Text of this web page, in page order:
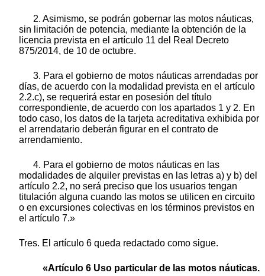
2. Asimismo, se podrán gobernar las motos náuticas,
sin limitación de potencia, mediante la obtención de la
licencia prevista en el artículo 11 del Real Decreto
875/2014, de 10 de octubre.
3. Para el gobierno de motos náuticas arrendadas por
días, de acuerdo con la modalidad prevista en el artículo
2.2.c), se requerirá estar en posesión del título
correspondiente, de acuerdo con los apartados 1 y 2. En
todo caso, los datos de la tarjeta acreditativa exhibida por
el arrendatario deberán figurar en el contrato de
arrendamiento.
4. Para el gobierno de motos náuticas en las
modalidades de alquiler previstas en las letras a) y b) del
artículo 2.2, no será preciso que los usuarios tengan
titulación alguna cuando las motos se utilicen en circuito
o en excursiones colectivas en los términos previstos en
el artículo 7.»
Tres. El artículo 6 queda redactado como sigue.
«Artículo 6 Uso particular de las motos náuticas.